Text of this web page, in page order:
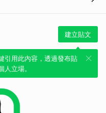
建立貼文
引用此內容，透過發布貼
人立場。